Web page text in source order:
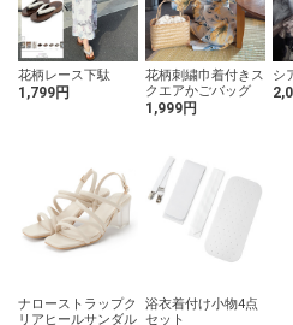
花柄レース下駄
1,799円
花柄刺繍巾着付きス
クエアかごバッグ
1,999円
シ
ナローストラップク
リアヒールサンダル
浴衣着付け小物4点
セット